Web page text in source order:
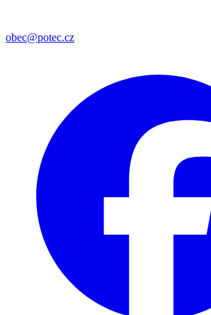
obec@potec.cz